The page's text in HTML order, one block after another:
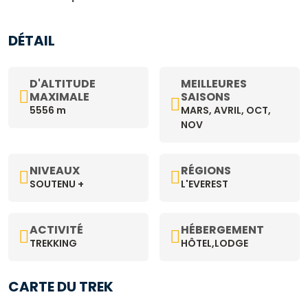
DÉTAIL
D'ALTITUDE
MAXIMALE
5556 m
MEILLEURES
SAISONS
MARS, AVRIL, OCT,
NOV
NIVEAUX
SOUTENU +
RÉGIONS
L'EVEREST
ACTIVITÉ
TREKKING
HÉBERGEMENT
HÔTEL,LODGE
CARTE DU TREK